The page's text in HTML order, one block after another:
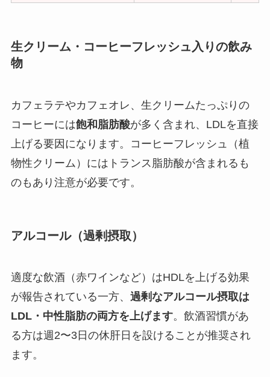
生クリーム・コーヒーフレッシュ入りの飲み
物
カフェラテやカフェオレ、生クリームたっぷりの
コーヒーには飽和脂肪酸が多く含まれ、LDLを直接
上げる要因になります。コーヒーフレッシュ（植
物性クリーム）にはトランス脂肪酸が含まれるも
のもあり注意が必要です。
アルコール（過剰摂取）
適度な飲酒（赤ワインなど）はHDLを上げる効果
が報告されている一方、 過剰なアルコール摂取は
LDL・中性脂肪の両方を上げます。飲酒習慣があ
る方は週2〜3日の休肝日を設けることが推奨され
ます。